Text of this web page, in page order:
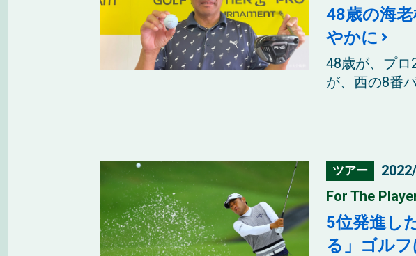
48歳の海
やかに
48歳が、プロ
が、西の8番
ツアー
For The
5位発進し
る」ゴル